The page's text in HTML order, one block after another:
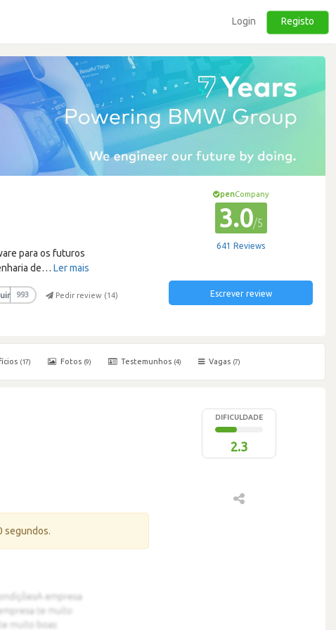
Login Registo
para os futuros
de… Ler mais
993 Pedir review (14)
penCompany
3.0/5
641 Reviews
Escrever review
(17) Fotos (9) Testemunhos (4) Vagas (7)
DIFICULDADE
2.3
segundos.